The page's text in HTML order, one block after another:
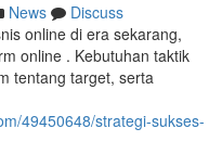
News
Discuss
online di era sekarang,
online . Kebutuhan taktik
tentang target, serta
49450648/strategi-sukses-